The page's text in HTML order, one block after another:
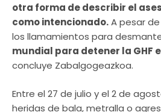
otra forma de describir el
como intencionado.A pesar
los llamamientos para
mundial para detener la GHF
concluye Zabalgogeazkoa.
Entre el 27 de julio y el 2 de
heridas de bala, metralla o